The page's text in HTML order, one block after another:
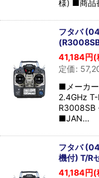
様) ■商品
フタバ
41,184円(
定価:
■メーカ
2.4GHz T-
R3008SB
■JAN…
フタバ
機付) T/R
41,184円(